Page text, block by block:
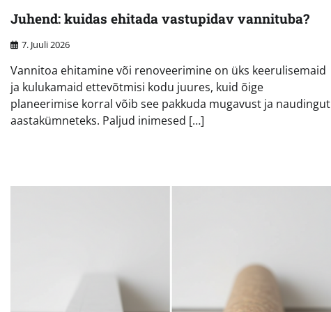
Juhend: kuidas ehitada vastupidav vannituba?
7. Juuli 2026
Vannitoa ehitamine või renoveerimine on üks keerulisemaid
ja kulukamaid ettevõtmisi kodu juures, kuid õige
planeerimise korral võib see pakkuda mugavust ja naudingut
aastakümneteks. Paljud inimesed […]